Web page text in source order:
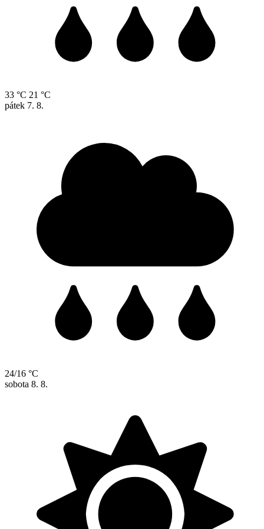
33 °C 21 °C
pátek 7. 8.
24/16 °C
sobota 8. 8.